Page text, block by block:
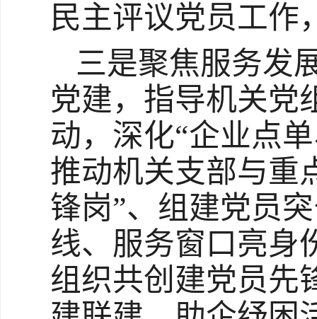
民主评议党员工作
三是聚焦服务发
党建，指导机关党
动，深化“企业点
推动机关支部与重
锋岗”、组建党员
线、服务窗口亮身
组织共创建党员先